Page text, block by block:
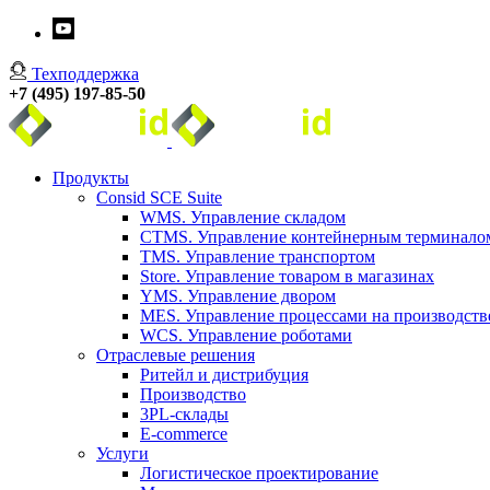
Техподдержка
+7 (495) 197-85-50
Продукты
Consid SCE Suite
WMS. Управление складом
CTMS. Управление контейнерным
TMS. Управление транспортом
Store. Управление товаром в магазинах
YMS. Управление двором
MES. Управление процессами на
WCS. Управление роботами
Отраслевые решения
Ритейл и дистрибуция
Производство
3PL-склады
E-commerce
Услуги
Логистическое проектирование